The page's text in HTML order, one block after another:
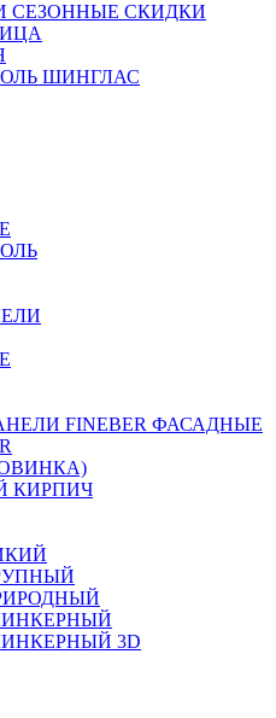
СЕЗОННЫЕ СКИДКИ
ШИНГЛАС
ФАСАДНЫЕ
КИРПИЧ
3D